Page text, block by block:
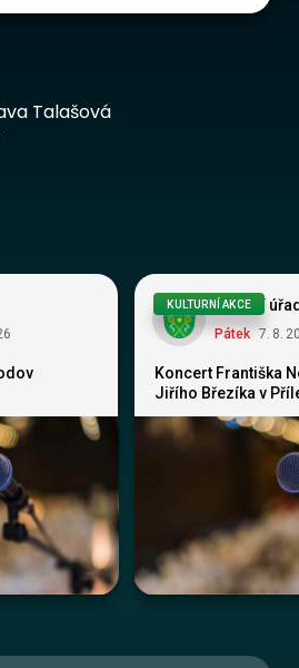
Talašová
Obecní
Pátek 7. 8.
Koncert Františka
Jiřího Březíka v
KULTURNÍ AKCE